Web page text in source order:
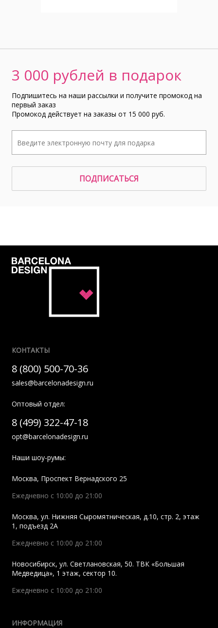
3 000 рублей в подарок
Подпишитесь на наши рассылки и получите промокод на
первый заказ
Промокод действует на заказы от 15 000 руб.
ПОДПИСАТЬСЯ
КОНТАКТЫ
8 (800) 500-70-36
sales@barcelonadesign.ru
Оптовый отдел:
8 (499) 322-47-18
opt@barcelonadesign.ru
Наши шоу-румы:
Москва, Проспект Вернадского 25
Ежедневно с 10:00 до 21:00
Москва, ул. Нижняя Сыромятническая, д.10, стр. 2, этаж
1, подъезд 2A
Ежедневно с 10:00 до 21:00
Новосибирск, ул. Светлановская, 50. ТВК «Большая
Медведица», 1 этаж, сектор 10.
Ежедневно с 10:00 до 21:00
ИНФОРМАЦИЯ